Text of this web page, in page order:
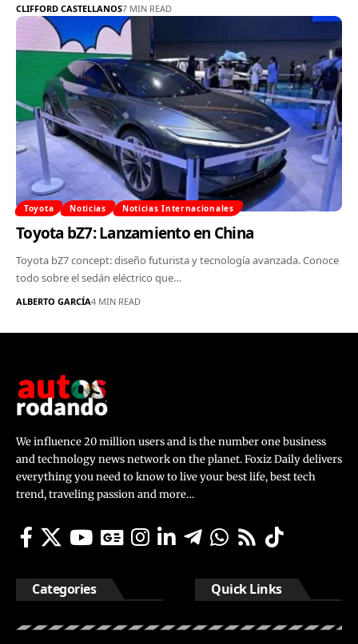
CLIFFORD CASTELLANOS7 MIN READ
Toyota Noticias Noticias Internacionales
Toyota bZ7: Lanzamiento en China
Toyota bZ7 concept: diseño futurista y tecnología avanzada. Conoce
todo sobre el sedán eléctrico que…
ALBERTO GARCÍA4 MIN READ
We influence 20 million users and is the number one business
and technology news network on the planet. Foxiz Daily delivers
everything you need to know to live your best life, best tech
trend, traveling passion and more…
Categories Quick Links